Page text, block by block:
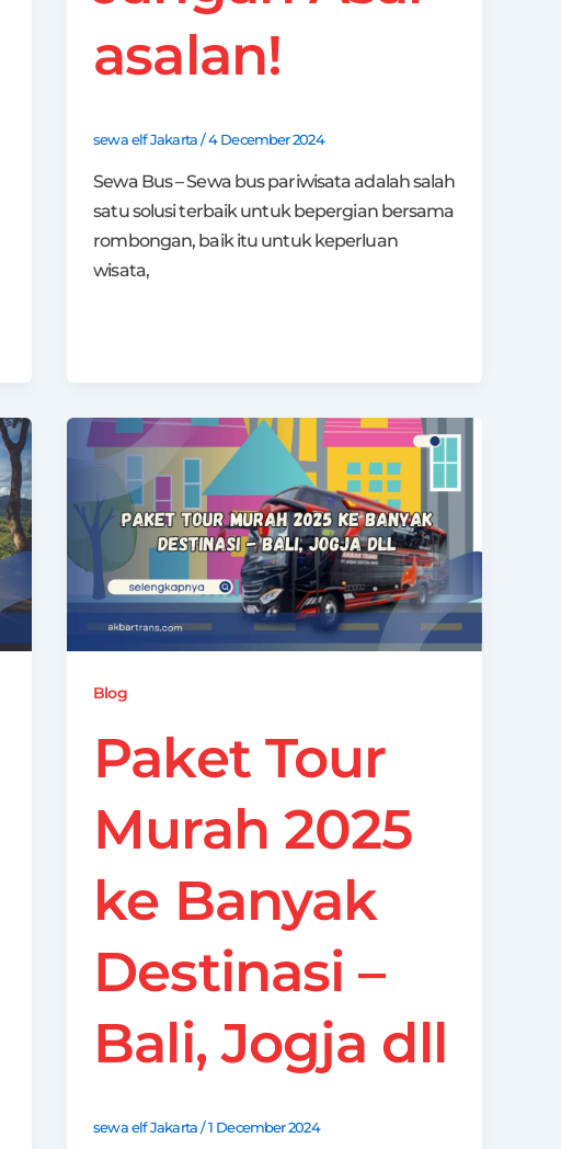
asalan!
sewa elf Jakarta/4 December 2024
Sewa Bus – Sewa bus pariwisata adalah salah
satu solusi terbaik untuk bepergian bersama
rombongan, baik itu untuk keperluan
wisata,
Blog
Paket Tour
Murah 2025
ke Banyak
Destinasi –
Bali, Jogja dll
sewa elf Jakarta/1 December 2024